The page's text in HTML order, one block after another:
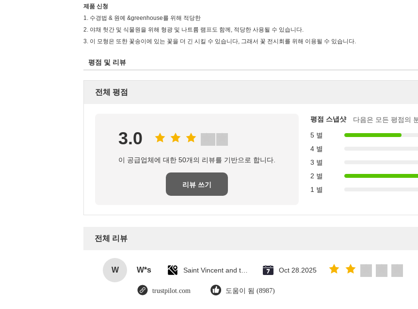
제품 신청
1. 수경법 & 원예 &greenhouse를 위해 적당한
2. 야채 헛간 및 식물원을 위해 형광 및 나트륨 램프도 함께, 적당한 사용될 수 있습니다.
3. 이 모형은 또한 꽃송이에 있는 꽃을 더 긴 시킬 수 있습니다, 그래서 꽃 전시회를 위해 이용될 수 있습니다.
평점 및 리뷰
전체 평점
3.0
이 공급업체에 대한 50개의 리뷰를 기반으로 합니다.
리뷰 쓰기
평점 스냅샷
다음은 모든 평점의
5 별
4 별
3 별
2 별
1 별
전체 리뷰
W W*s Oct 28.2025
trustpilot.com 도움이 됨 (8987)